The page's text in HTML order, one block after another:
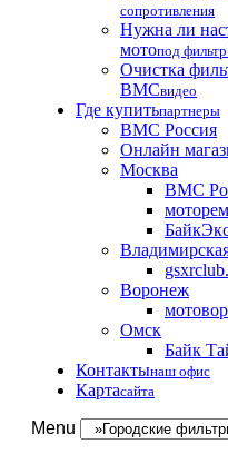
сопротивления
Нужна ли
мотопод
Очистка
BMCвидео
Где купитьпартнеры
BMC Россия
Онлайн
Москва
BMC
Воронеж
Омск
Байк
Контактынаш офис
Картасайта
Menu